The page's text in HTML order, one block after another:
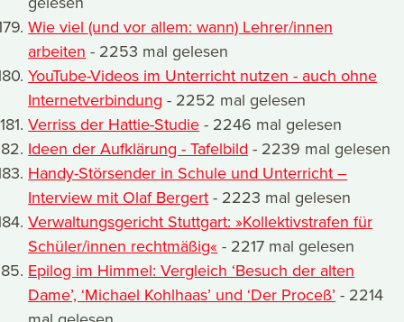
Wie viel (und vor allem: wann) Lehrer/innen
arbeiten - 2253 mal gelesen
YouTube-Videos im Unterricht nutzen - auch ohne
Internetverbindung - 2252 mal gelesen
Verriss der Hattie-Studie - 2246 mal gelesen
Ideen der Aufklärung - Tafelbild - 2239 mal gelesen
Handy-Störsender in Schule und Unterricht –
Interview mit Olaf Bergert - 2223 mal gelesen
Verwaltungsgericht Stuttgart: »Kollektivstrafen für
Schüler/innen rechtmäßig« - 2217 mal gelesen
Epilog im Himmel: Vergleich ‘Besuch der alten
Dame’, ‘Michael Kohlhaas’ und ‘Der Proceß’ - 2214